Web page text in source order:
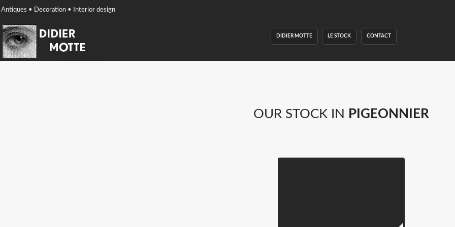
Didier
Motte
antiques,
Decoration,
interior
Antiques • Decoration • Interior design
DIDIER MOTTE LE STOCK CONTACT
OUR STOCK IN PIGEONNIER